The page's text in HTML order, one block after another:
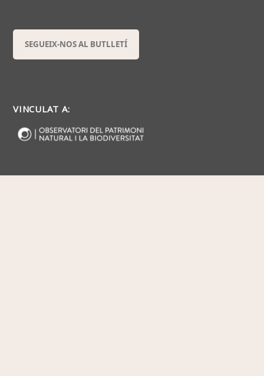
SEGUEIX-NOS AL BUTLLETÍ
VINCULAT A: